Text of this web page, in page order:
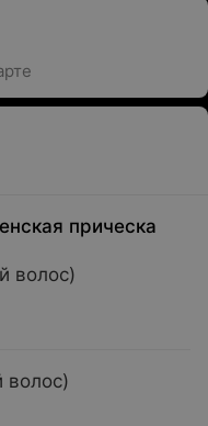
прическа
волос)
волос)